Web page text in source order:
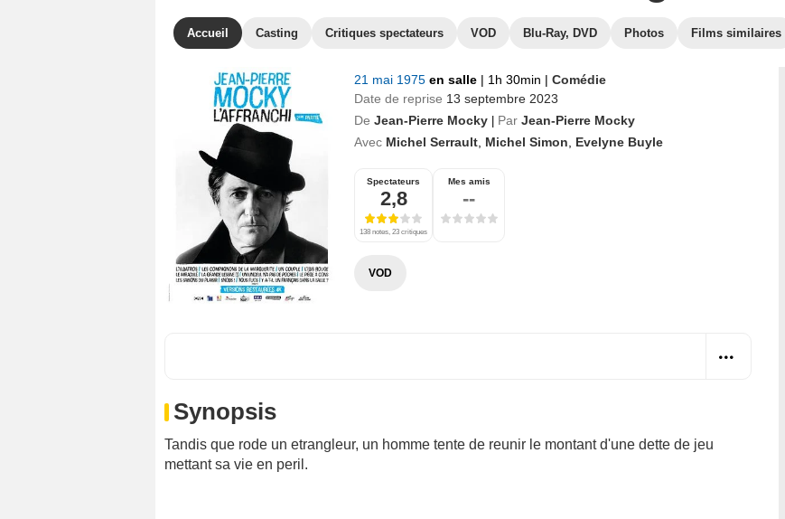
Accueil Casting Critiques spectateurs VOD Blu-Ray, DVD Photos Films similaires
21 mai 1975 en salle | 1h 30min | Comédie
Date de reprise 13 septembre 2023
De Jean-Pierre Mocky Par Jean-Pierre Mocky
Avec Michel Serrault Michel Simon Evelyne Buyle
Spectateurs
2,8
138 notes, 23 critiques
Mes amis
--
VOD
Synopsis
Tandis que rode un etrangleur, un homme tente de reunir le montant d'une dette de jeu
mettant sa vie en peril.